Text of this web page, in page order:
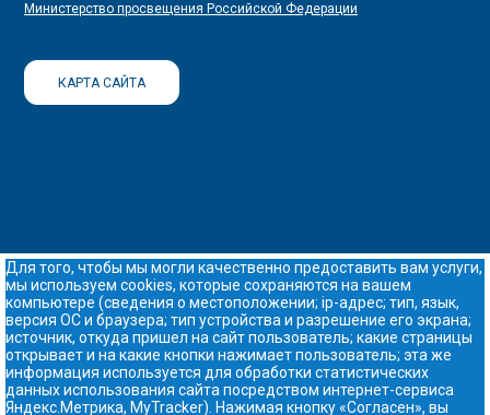
Министерство просвещения Российской Федерации
КАРТА САЙТА
Для того, чтобы мы могли качественно предоставить вам услуги,
мы используем cookies, которые сохраняются на вашем
компьютере (сведения о местоположении; ip-адрес; тип, язык,
версия ОС и браузера; тип устройства и разрешение его экрана;
источник, откуда пришел на сайт пользователь; какие страницы
открывает и на какие кнопки нажимает пользователь; эта же
информация используется для обработки статистических
данных использования сайта посредством интернет-сервиса
Яндекс.Метрика, MyTracker). Нажимая кнопку «Согласен», вы